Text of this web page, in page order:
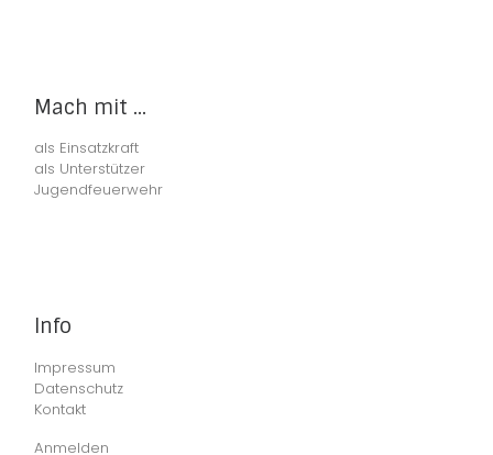
Mach mit ...
als Einsatzkraft
als Unterstützer
Jugendfeuerwehr
Info
Impressum
Datenschutz
Kontakt
Anmelden